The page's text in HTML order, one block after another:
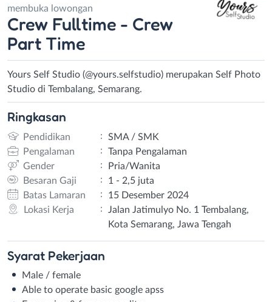
membuka lowongan
Crew Fulltime - Crew
Part Time
Yours Self Studio (@yours.selfstudio) merupakan Self Photo
Studio di Tembalang, Semarang.
Ringkasan
Pendidikan :
SMA / SMK
Pengalaman
:
Tanpa Pengalaman
Gender
:
Pria/Wanita
Besaran Gaji
:
1 - 2,5 juta
Batas Lamaran
:
15 Desember 2024
Lokasi Kerja
:
Jalan Jatimulyo No. 1 Tembalang,
Kota Semarang, Jawa Tengah
Syarat Pekerjaan
Male / female
Able to operate basic google apss